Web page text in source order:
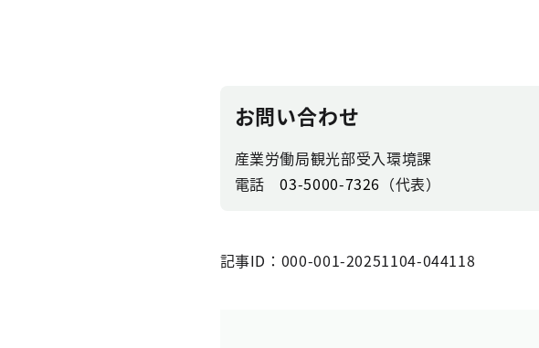
お問い合わせ
産業労働局観光部受入環境課
電話03-5000-7326 （代表）
記事ID：000-001-20251104-044118